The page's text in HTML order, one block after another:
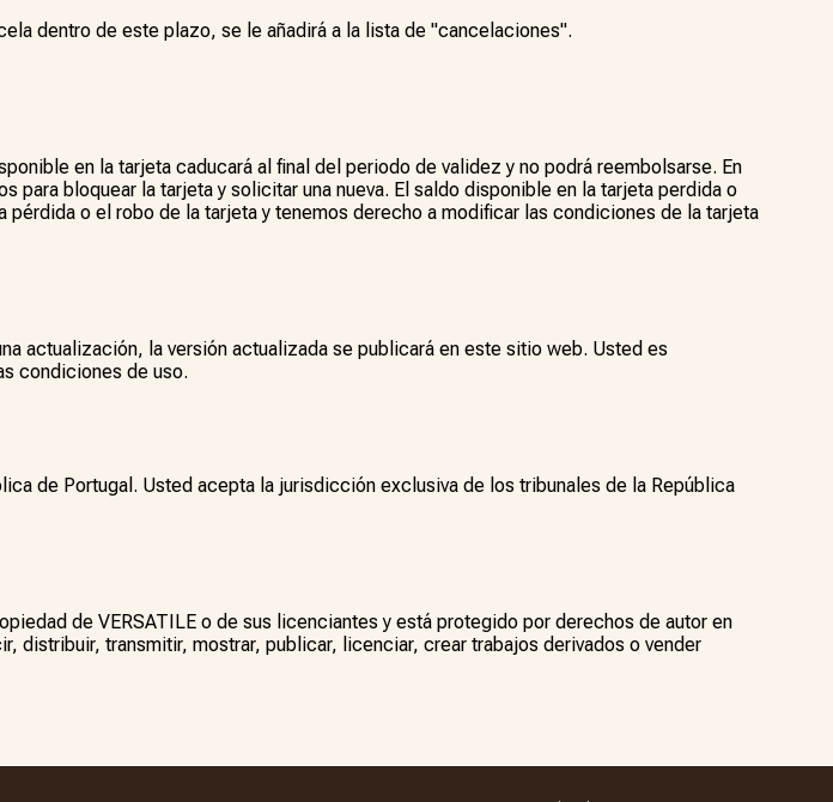
dentro de este plazo, se le añadirá a la lista de "cancelaciones".
en la tarjeta caducará al final del periodo de validez y no podrá reembolsarse. En
bloquear la tarjeta y solicitar una nueva. El saldo disponible en la tarjeta perdida o
o el robo de la tarjeta y tenemos derecho a modificar las condiciones de la tarjeta
actualización, la versión actualizada se publicará en este sitio web. Usted es
condiciones de uso.
de Portugal. Usted acepta la jurisdicción exclusiva de los tribunales de la República
de VERSATILE o de sus licenciantes y está protegido por derechos de autor en
distribuir, transmitir, mostrar, publicar, licenciar, crear trabajos derivados o vender